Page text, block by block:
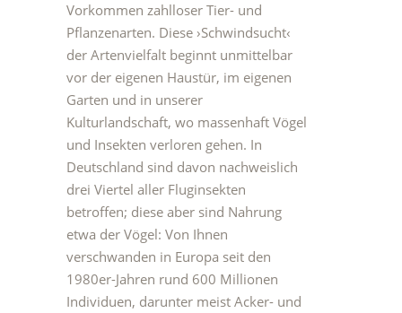
Vorkommen zahlloser Tier- und
Pflanzenarten. Diese ›Schwindsucht‹
der Artenvielfalt beginnt unmittelbar
vor der eigenen Haustür, im eigenen
Garten und in unserer
Kulturlandschaft, wo massenhaft Vögel
und Insekten verloren gehen. In
Deutschland sind davon nachweislich
drei Viertel aller Fluginsekten
betroffen; diese aber sind Nahrung
etwa der Vögel: Von Ihnen
verschwanden in Europa seit den
1980er-Jahren rund 600 Millionen
Individuen, darunter meist Acker- und